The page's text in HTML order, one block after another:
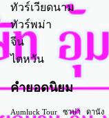
ทัวร์เวียดนาม
ทัวร์พม่า
จีน
ไตหวัน
คำยอดนิยม
Aumluck Tour ซาปา ดานัง